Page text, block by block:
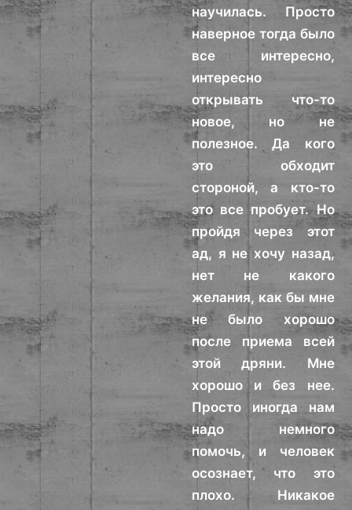
научилась. Просто
наверное тогда было
все интересно,
интересно
открывать что-то
новое, но не
полезное. Да кого
это обходит
стороной, а кто-то
это все пробует. Но
пройдя через этот
ад, я не хочу назад,
нет не какого
желания, как бы мне
не было хорошо
после приема всей
этой дряни. Мне
хорошо и без нее.
Просто иногда нам
надо немного
помочь, и человек
осознает, что это
плохо. Никакое